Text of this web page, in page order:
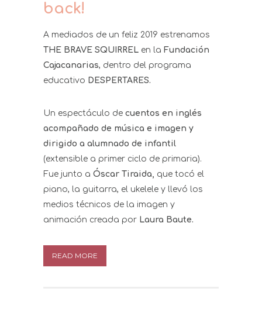
back!
A mediados de un feliz 2019 estrenamos
THE BRAVE SQUIRREL en la Fundación
Cajacanarias, dentro del programa
educativo DESPERTARES.
Un espectáculo de cuentos en inglés
acompañado de música e imagen y
dirigido a alumnado de infantil
(extensible a primer ciclo de primaria).
Fue junto a Óscar Tiraida, que tocó el
piano, la guitarra, el ukelele y llevó los
medios técnicos de la imagen y
animación creada por Laura Baute.
READ MORE